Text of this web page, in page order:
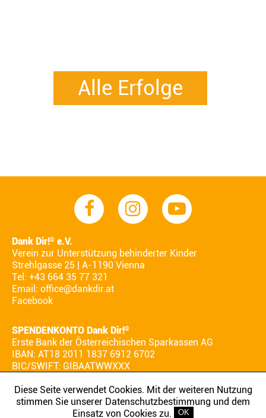
Alle Erfolge
Dank Dir!® e.V.
Verein zur Unterstützung behinderter Kinder
Strehlgasse 25 | A-1190 Vienna
Tel: +43 664 35 77 321
Email: office@dankdir.at
Facebook
SPENDENKONTO Dank Dir!®
Erste Bank der Österreichischen Sparkassen AG
IBAN: AT18 2011 1837 6912 6702
BIC/SWIFT: GIBAATWWXXX
AGB IMPRESSUM DATENSCHUTZ
Diese Seite verwendet Cookies. Mit der weiteren Nutzung
stimmen Sie unserer Datenschutzbestimmung und dem
Einsatz von Cookies zu.
OK